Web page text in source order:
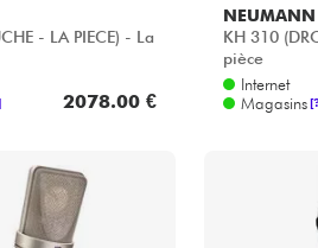
- LA PIECE) - La
2078.00 €
NEUMANN
KH 310
pièce
Internet
Magasins